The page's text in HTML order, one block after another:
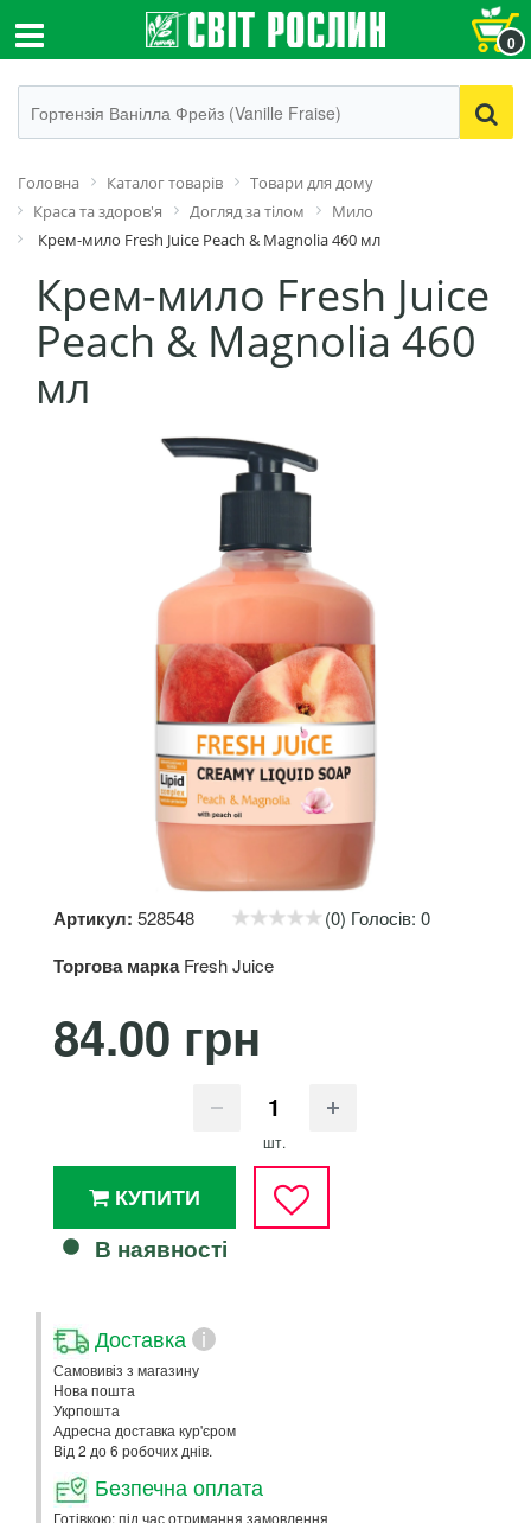
0
Головна Каталог товарів
Товари для дому
Краса та здоров'я
Догляд за тілом
Мило
Крем-мило Fresh Juice Peach & Magnolia 460 мл
Крем-мило Fresh Juice
Peach & Magnolia 460
мл
Артикул: 528548 (0) Голосів: 0
Торгова марка Fresh Juice
84.00 грн
шт.
КУПИТИ
В наявності
Доставка i
Самовивіз з магазину
Нова пошта
Укрпошта
Адресна доставка кур'єром
Від 2 до 6 робочих днів.
Безпечна оплата
Готівкою: під час отримання замовлення